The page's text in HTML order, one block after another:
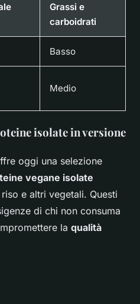
Grassi e
carboidrati
Basso
Medio
isolate in versione
oggi una selezione
vegane isolate
e altri vegetali. Questi
di chi non consuma
la qualità